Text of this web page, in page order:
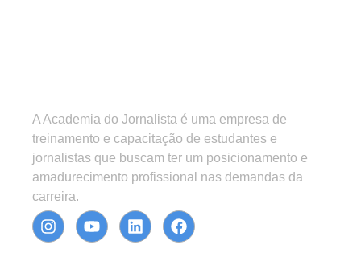
A Academia do Jornalista é uma empresa de
treinamento e capacitação de estudantes e
jornalistas que buscam ter um posicionamento e
amadurecimento profissional nas demandas da
carreira.